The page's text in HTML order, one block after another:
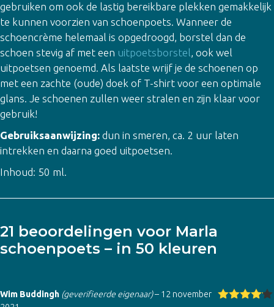
gebruiken om ook de lastig bereikbare plekken gemakkelijk
te kunnen voorzien van schoenpoets. Wanneer de
schoencrème helemaal is opgedroogd, borstel dan de
schoen stevig af met een uitpoetsborstel , ook wel
uitpoetsen genoemd. Als laatste wrijf je de schoenen op
met een zachte (oude) doek of T-shirt voor een optimale
glans. Je schoenen zullen weer stralen en zijn klaar voor
gebruik!
Gebruiksaanwijzing: dun in smeren, ca. 2 uur laten
intrekken en daarna goed uitpoetsen.
Inhoud: 50 ml.
21 beoordelingen voor Marla
schoenpoets – in 50 kleuren
Wim Buddingh (geverifieerde eigenaar)– 12 november